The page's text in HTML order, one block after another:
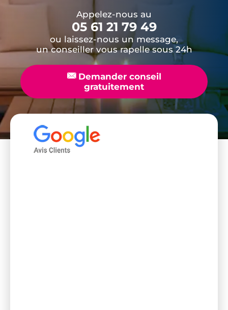
Appelez-nous au
05 61 21 79 49
ou laissez-nous un message,
un conseiller vous rapelle sous 24h
📧Demander conseil
gratuitement